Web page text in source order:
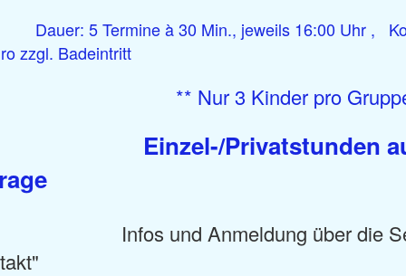
5 Termine à 30 Min., jeweils 16:00 Uhr ,
zzgl. Badeintritt
3 Kinder pro Gruppe
Einzel-/Privatstunden
und Anmeldung über die